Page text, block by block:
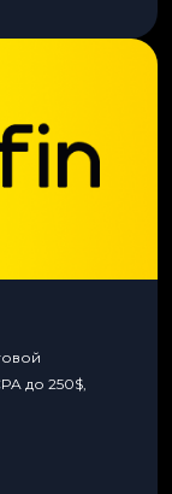
до 250$,